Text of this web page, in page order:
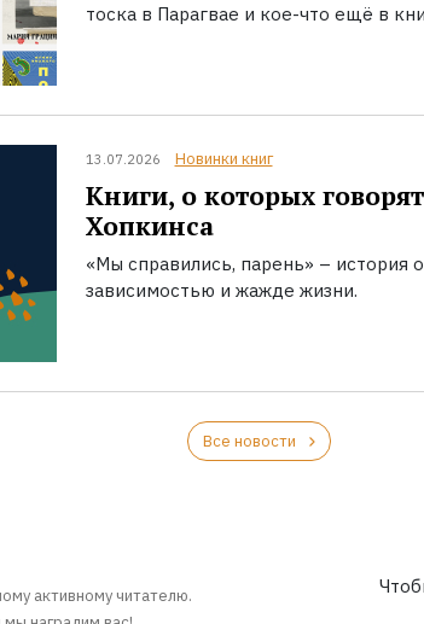
тоска в Парагвае и кое-что ещё в
13.07.2026 Новинки книг
Книги, о которых
Хопкинса
«Мы справились, парень» – история
зависимостью и жажде жизни.
Все новости
активному читателю.